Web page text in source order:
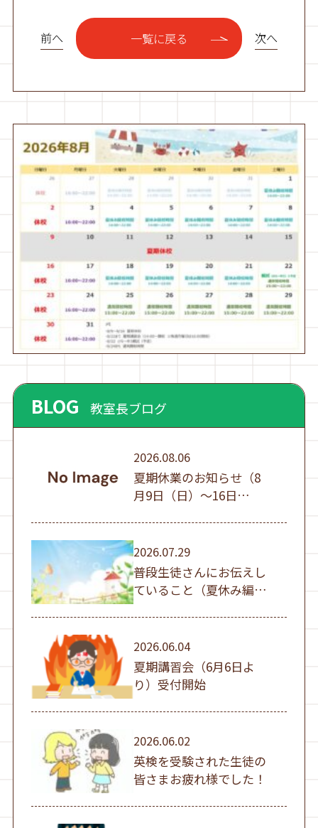
前へ 一覧に戻る 次へ
BLOG 教室長ブログ
2026.08.06
夏期休業のお知らせ（8
月9日（日）～16日
2026.07.29
普段生徒さんにお伝えし
ていること（夏休み編
①）
2026.06.04
夏期講習会（6月6日よ
り）受付開始
2026.06.02
英検を受験された生徒の
皆さまお疲れ様でした！